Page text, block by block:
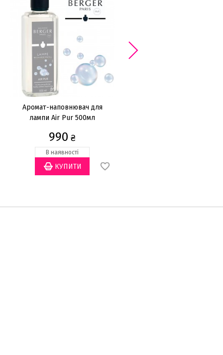
Аромат-наповнювач для
лампи Air Pur 500мл
990 ₴
В наявності